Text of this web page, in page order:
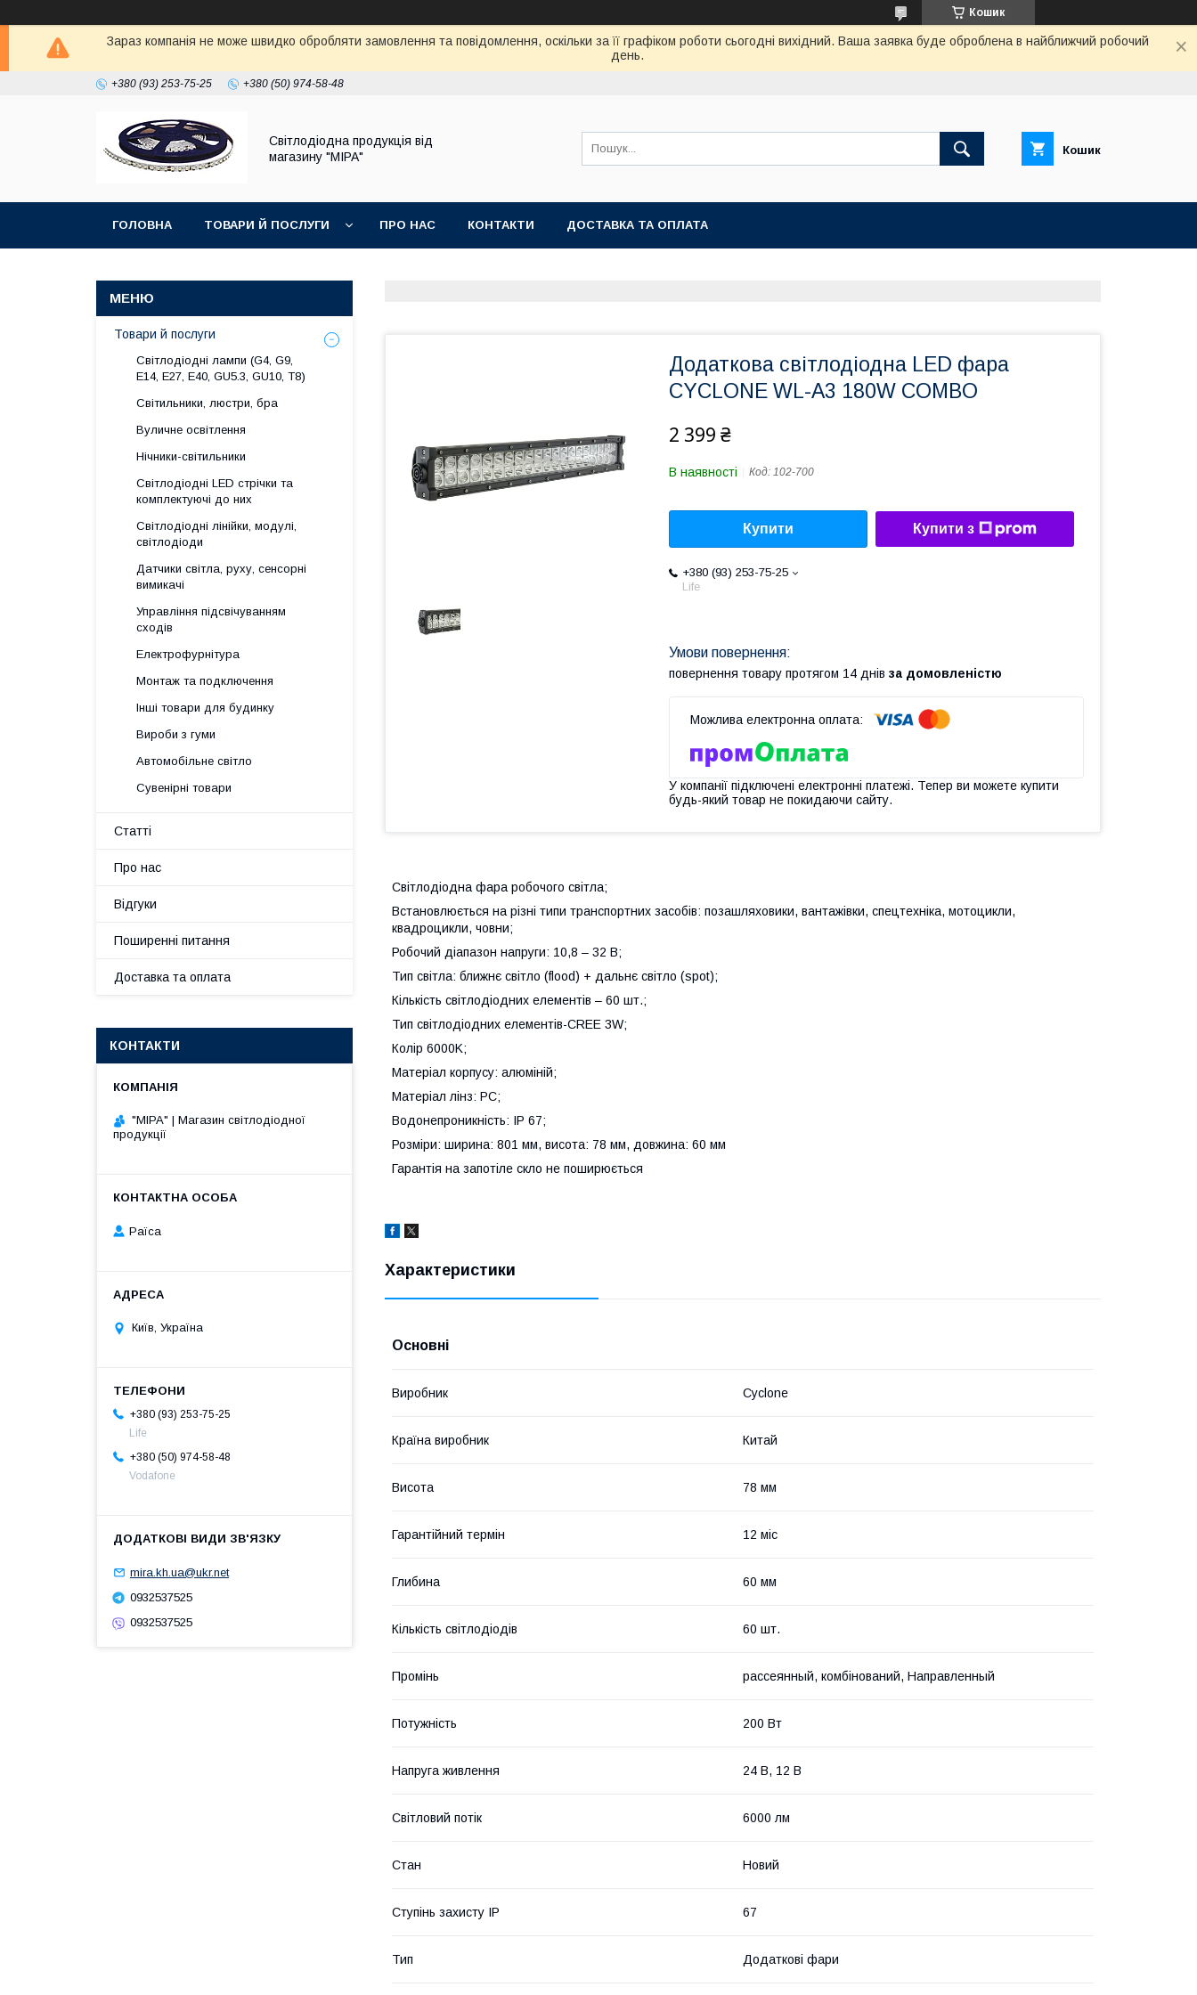
Кошик
Зараз компанія не може швидко обробляти замовлення та повідомлення, оскільки за її графіком роботи сьогодні вихідний. Ваша заявка буде оброблена в найближчий робочий
день.
+380 (93) 253-75-25 +380 (50) 974-58-48
Світлодіодна продукція від
магазину "МІРА"
Кошик
ГОЛОВНА ТОВАРИ Й ПОСЛУГИ ПРО НАС КОНТАКТИ ДОСТАВКА ТА ОПЛАТА
Додаткова світлодіодна LED фара
CYCLONE WL-A3 180W COMBO
2 399 ₴
В наявності Код: 102-700
Купити Купити з
+380 (93) 253-75-25
Life
повернення товару протягом 14 днів за домовленістю
У компанії підключені електронні платежі. Тепер ви можете купити
будь-який товар не покидаючи сайту.
Світлодіодна фара робочого світла;
Встановлюється на різні типи транспортних засобів: позашляховики, вантажівки, спецтехніка, мотоцикли,
квадроцикли, човни;
Робочий діапазон напруги: 10,8 – 32 В;
Тип світла: ближнє світло (flood) + дальнє світло (spot);
Кількість світлодіодних елементів – 60 шт.;
Тип світлодіодних елементів-CREE 3W;
Колір 6000K;
Матеріал корпусу: алюміній;
Матеріал лінз: PC;
Водонепроникність: IP 67;
Розміри: ширина: 801 мм, висота: 78 мм, довжина: 60 мм
Гарантія на запотіле скло не поширюється
Характеристики
Основні
Виробник Cyclone
Країна виробник Китай
Висота 78 мм
Гарантійний термін 12 міс
Глибина 60 мм
Кількість світлодіодів 60 шт.
Промінь рассеянный, комбінований, Направленный
Потужність 200 Вт
Напруга живлення 24 В, 12 В
Світловий потік 6000 лм
Стан Новий
Ступінь захисту IP 67
Тип Додаткові фари
Товари й послуги
Світлодіодні лампи (G4, G9,
E14, E27, Е40, GU5.3, GU10, Т8)
Світильники, люстри, бра
Вуличне освітлення
Нічники-світильники
Світлодіодні LED стрічки та
комплектуючі до них
Світлодіодні лінійки, модулі,
світлодіоди
Датчики світла, руху, сенсорні
вимикачі
Управління підсвічуванням
сходів
Електрофурнітура
Монтаж та подключення
Інші товари для будинку
Вироби з гуми
Автомобільне світло
Сувенірні товари
Статті
Про нас
Відгуки
Поширенні питання
Доставка та оплата
КОНТАКТИ
"МІРА" | Магазин світлодіодної
продукції
Раїса
Київ, Україна
+380 (93) 253-75-25
Life
+380 (50) 974-58-48
Vodafone
mira.kh.ua@ukr.net
0932537525
0932537525